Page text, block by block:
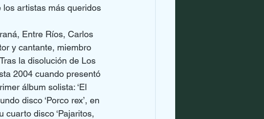
los artistas más queridos
Entre Ríos, Carlos
y cantante, miembro
la disolución de Los
2004 cuando presentó
álbum solista: ‘El
disco ‘Porco rex’, en
cuarto disco ‘Pajaritos,